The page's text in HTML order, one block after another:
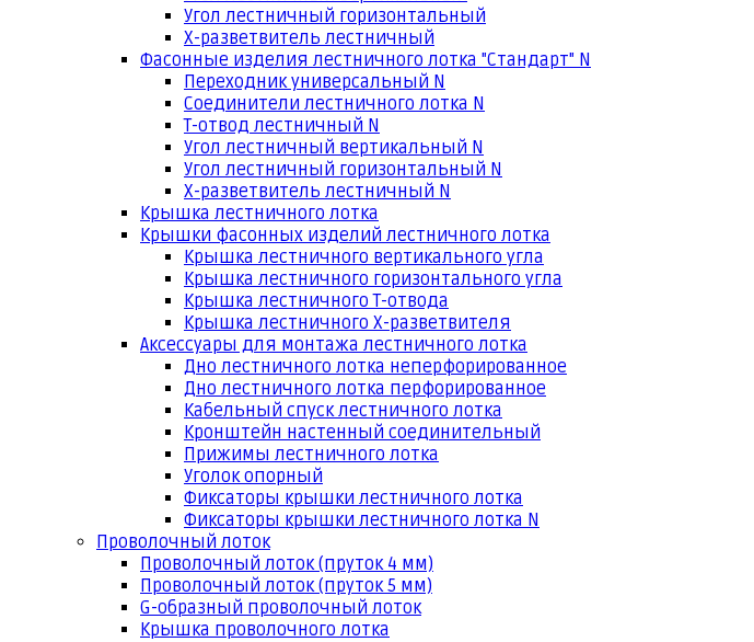
Угол лестничный горизонтальный
Х-разветвитель лестничный
Фасонные изделия лестничного лотка "Стандарт" N
Переходник универсальный N
Соединители лестничного лотка N
Т-отвод лестничный N
Угол лестничный вертикальный N
Угол лестничный горизонтальный N
Х-разветвитель лестничный N
Крышка лестничного лотка
Крышки фасонных изделий лестничного лотка
Крышка лестничного вертикального угла
Крышка лестничного горизонтального угла
Крышка лестничного Т-отвода
Крышка лестничного Х-разветвителя
Аксессуары для монтажа лестничного лотка
Дно лестничного лотка неперфорированное
Дно лестничного лотка перфорированное
Кабельный спуск лестничного лотка
Кронштейн настенный соединительный
Прижимы лестничного лотка
Уголок опорный
Фиксаторы крышки лестничного лотка
Фиксаторы крышки лестничного лотка N
Проволочный лоток
Проволочный лоток (пруток 4 мм)
Проволочный лоток (пруток 5 мм)
G-образный проволочный лоток
Крышка проволочного лотка